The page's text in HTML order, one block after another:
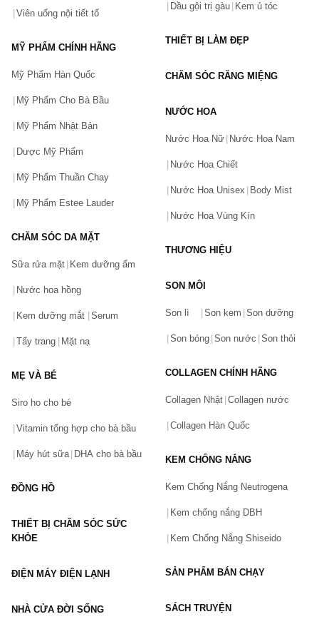
Mua sản phẩm INELDEA chính hãng ở đâu?
mua sắm online được đánh giá cao trên
sản phẩm INELDEA chính hãng, chất lượng với mức giá cạnh
tranh cùng nhiều ưu đãi hấp dẫn.
Để đặt mua các sản phẩm INELDEA tại Chiaki.vn, các bạn có thể
truy cập vào website Chiaki.vn, search “INELDEA” hoặc
“Pediakid” trên thanh tìm kiếm để lựa chọn và đặt mua những sản
phẩm ưng ý, phù hợp với nhu cầu của mình. Hoặc bạn cũng có
thể gọi điện đến SĐT: 0982.770.265 để được tư vấn miễn phí về
việc lựa chọn và đặt mua các sản phẩm INELDEA Tại Chiaki.vn
Bạn gặp vấn đề về sản phẩm hay mua hàng?
Hãy báo lỗi cho chúng tôi. Hoặc gọi cho chúng tôi qua số
Vấn đề(*)
Viên uống nội tiết tố
MỸ PHẨM CHÍNH HÃNG
Mỹ Phẩm Hàn Quốc
Mỹ Phẩm Cho Bà Bầu
Mỹ Phẩm Nhật Bản
Dược Mỹ Phẩm
Mỹ Phẩm Thuần Chay
Mỹ Phẩm Estee Lauder
CHĂM SÓC DA MẶT
Sữa rửa mặt Kem dưỡng ẩm
Nước hoa hồng
Kem dưỡng mắt Serum
Tẩy trang Mặt nạ
MẸ VÀ BÉ
Siro ho cho bé
Vitamin tổng hợp cho bà bầu
Máy hút sữa DHA cho bà bầu
ĐỒNG HỒ
THIẾT BỊ CHĂM SÓC SỨC
KHỎE
ĐIỆN MÁY ĐIỆN LẠNH
NHÀ CỬA ĐỜI SỐNG
Dầu gội trị gàu Kem ủ tóc
THIẾT BỊ LÀM ĐẸP
CHĂM SÓC RĂNG MIỆNG
NƯỚC HOA
Nước Hoa Nữ Nước Hoa Nam
Nước Hoa Chiết
Nước Hoa Unisex Body Mist
Nước Hoa Vùng Kín
THƯƠNG HIỆU
SON MÔI
Son lì Son kem Son dưỡng
Son bóng Son nước Son thỏi
COLLAGEN CHÍNH HÃNG
Collagen Nhật Collagen nước
Collagen Hàn Quốc
KEM CHỐNG NẮNG
Kem Chống Nắng Neutrogena
Kem chống nắng DBH
Kem Chống Nắng Shiseido
SẢN PHẨM BÁN CHẠY
SÁCH TRUYỆN